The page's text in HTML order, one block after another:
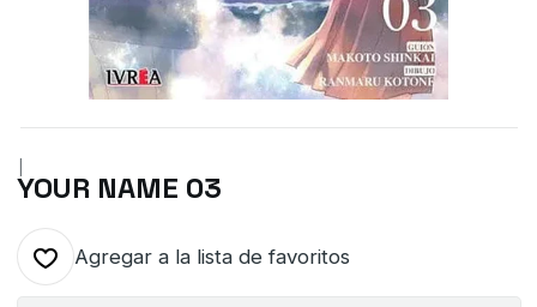
|
YOUR NAME 03
Agregar a la lista de favoritos